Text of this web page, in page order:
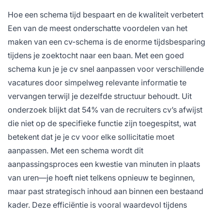
Hoe een schema tijd bespaart en de kwaliteit verbetert
Een van de meest onderschatte voordelen van het
maken van een cv-schema is de enorme tijdsbesparing
tijdens je zoektocht naar een baan. Met een goed
schema kun je je cv snel aanpassen voor verschillende
vacatures door simpelweg relevante informatie te
vervangen terwijl je dezelfde structuur behoudt. Uit
onderzoek blijkt dat 54% van de recruiters cv’s afwijst
die niet op de specifieke functie zijn toegespitst, wat
betekent dat je je cv voor elke sollicitatie moet
aanpassen. Met een schema wordt dit
aanpassingsproces een kwestie van minuten in plaats
van uren—je hoeft niet telkens opnieuw te beginnen,
maar past strategisch inhoud aan binnen een bestaand
kader. Deze efficiëntie is vooral waardevol tijdens